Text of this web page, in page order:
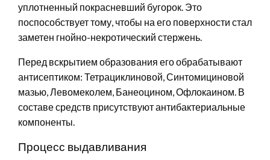
уплотненный покрасневший бугорок. Это
поспособствует тому, чтобы на его поверхности стал
заметен гнойно-некротический стержень.
Перед вскрытием образования его обрабатывают
антисептиком: Тетрациклиновой, Синтомициновой
мазью, Левомеколем, Банеоцином, Офлокаином. В
составе средств присутствуют антибактериальные
компоненты.
Процесс выдавливания